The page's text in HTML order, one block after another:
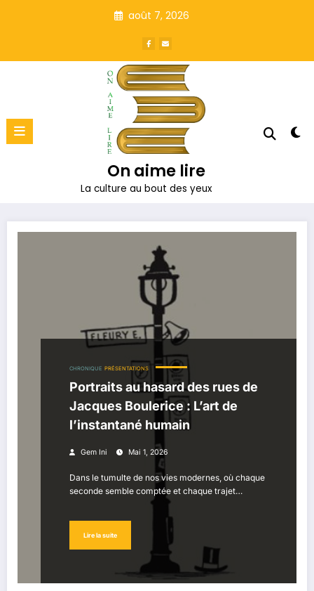
août 7, 2026
On aime lire
La culture au bout des yeux
CHRONIQUE PRÉSENTATIONS
Portraits au hasard des rues de
Jacques Boulerice : L’art de
l’instantané humain
Gem Ini Mai 1, 2026
Dans le tumulte de nos vies modernes, où chaque
seconde semble comptée et chaque trajet…
Lire la suite